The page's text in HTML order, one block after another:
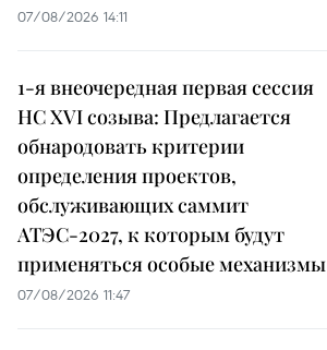
07/08/2026 14:11
1-я внеочередная первая сессия
НС XVI созыва: Предлагается
обнародовать критерии
определения проектов,
обслуживающих саммит
АТЭС-2027, к которым будут
применяться особые механизмы
07/08/2026 11:47